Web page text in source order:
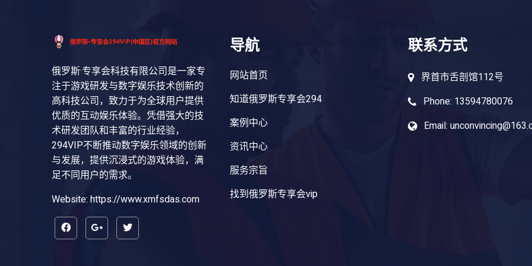
俄罗斯·专享会科技有限公司是一家专
注于游戏研发与数字娱乐技术创新的
高科技公司，致力于为全球用户提供
优质的互动娱乐体验。凭借强大的技
术研发团队和丰富的行业经验，
294VIP不断推动数字娱乐领域的创新
与发展，提供沉浸式的游戏体验，满
足不同用户的需求。
Website: https://www.xmfsdas.com
导航
网站首页
知道俄罗斯专享会294
案例中心
资讯中心
服务宗旨
找到俄罗斯专享会vip
联系方式
界首市舌剖馆112号
Phone: 13594780076
Email: